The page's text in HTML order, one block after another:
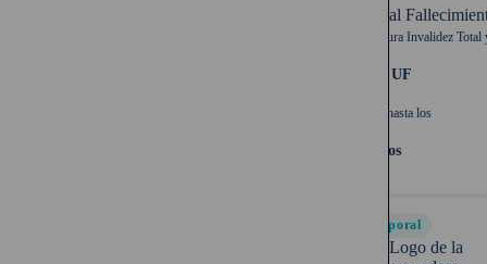
Capital
Cobertura Invalidez Total
1.000 UF
Cubre hasta los
65 años
Temporal